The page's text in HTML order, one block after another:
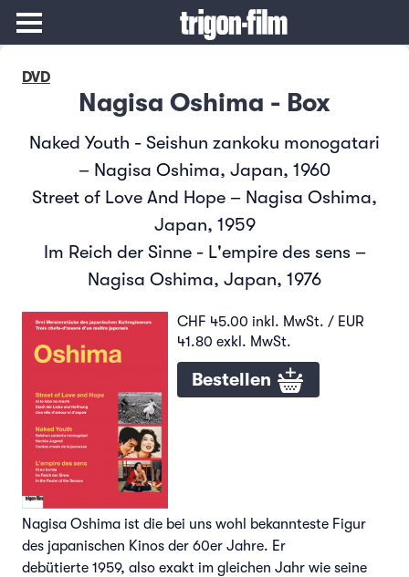
DVD
Nagisa Oshima - Box
Naked Youth - Seishun zankoku monogatari
– Nagisa Oshima, Japan, 1960
Street of Love And Hope – Nagisa Oshima,
Japan, 1959
Im Reich der Sinne - L'empire des sens –
Nagisa Oshima, Japan, 1976
CHF 45.00 inkl. MwSt. / EUR
41.80 exkl. MwSt.
Bestellen
Nagisa Oshima ist die bei uns wohl bekannteste Figur
des japanischen Kinos der 60er Jahre. Er
debütierte 1959, also exakt im gleichen Jahr wie seine